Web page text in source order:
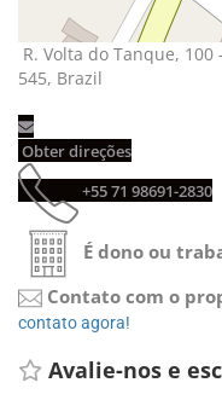
R. Volta do Tanque,
545, Brazil
Obter direções
+55 71 98691-2830
É dono ou
Contato com o
contato agora!
Avalie-nos e